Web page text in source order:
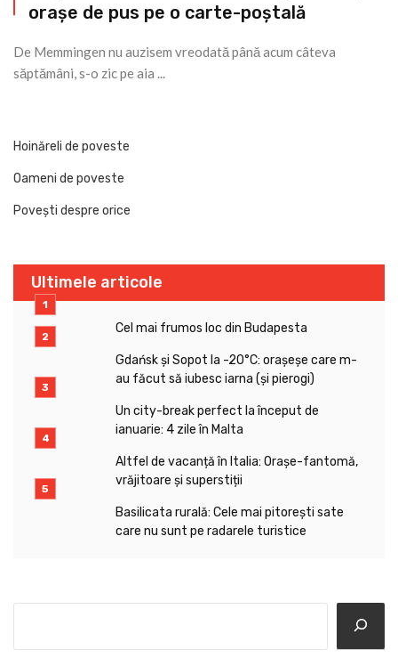
orașe de pus pe o carte-poștală
De Memmingen nu auzisem vreodată până acum câteva
săptămâni, s-o zic pe aia ...
Hoinăreli de poveste
Oameni de poveste
Povești despre orice
Ultimele articole
Cel mai frumos loc din Budapesta
Gdańsk și Sopot la -20°C: orașeșe care m-
au făcut să iubesc iarna (și pierogi)
Un city-break perfect la început de
ianuarie: 4 zile în Malta
Altfel de vacanță în Italia: Orașe-fantomă,
vrăjitoare și superstiții
Basilicata rurală: Cele mai pitorești sate
care nu sunt pe radarele turistice